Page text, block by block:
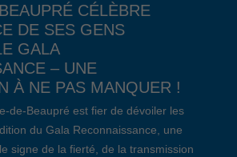
CÉLÈBRE
DE SES GENS
GALA
– UNE
À NE PAS MANQUER !
de-Beaupré est fier de dévoiler les
du Gala Reconnaissance, une
signe de la fierté, de la transmission